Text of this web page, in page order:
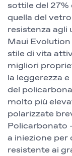
sottile del 27%
quella del
resistenza agli
Maui
stile di vita
migliori
la leggerezza
del
molto più
polarizzate
Policarbonato
a iniezione per
resistente ai